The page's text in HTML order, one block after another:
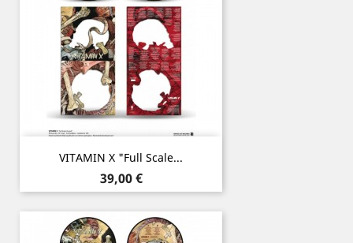
VITAMIN X "Full Scale...
Prix
39,00 €